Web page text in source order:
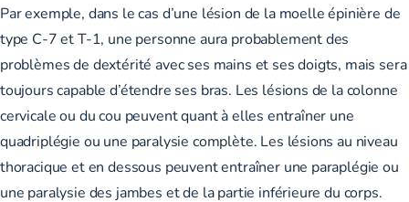
Par exemple, dans le cas d’une lésion de la moelle épinière de
type C-7 et T-1, une personne aura probablement des
problèmes de dextérité avec ses mains et ses doigts, mais sera
toujours capable d’étendre ses bras. Les lésions de la colonne
cervicale ou du cou peuvent quant à elles entraîner une
quadriplégie ou une paralysie complète. Les lésions au niveau
thoracique et en dessous peuvent entraîner une paraplégie ou
une paralysie des jambes et de la partie inférieure du corps.